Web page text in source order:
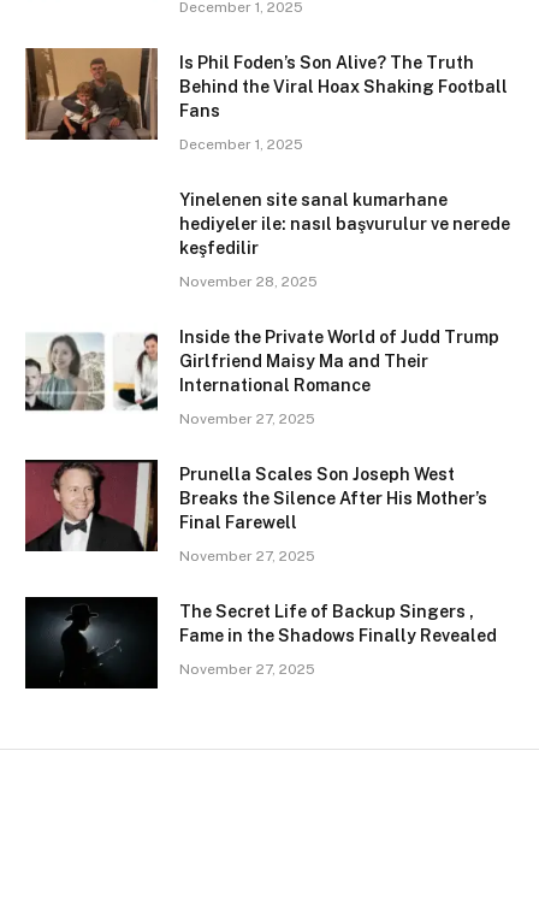
December 1, 2025
Is Phil Foden’s Son Alive? The Truth
Behind the Viral Hoax Shaking Football
Fans
December 1, 2025
Yinelenen site sanal kumarhane
hediyeler ile: nasıl başvurulur ve nerede
keşfedilir
November 28, 2025
Inside the Private World of Judd Trump
Girlfriend Maisy Ma and Their
International Romance
November 27, 2025
Prunella Scales Son Joseph West
Breaks the Silence After His Mother’s
Final Farewell
November 27, 2025
The Secret Life of Backup Singers ,
Fame in the Shadows Finally Revealed
November 27, 2025